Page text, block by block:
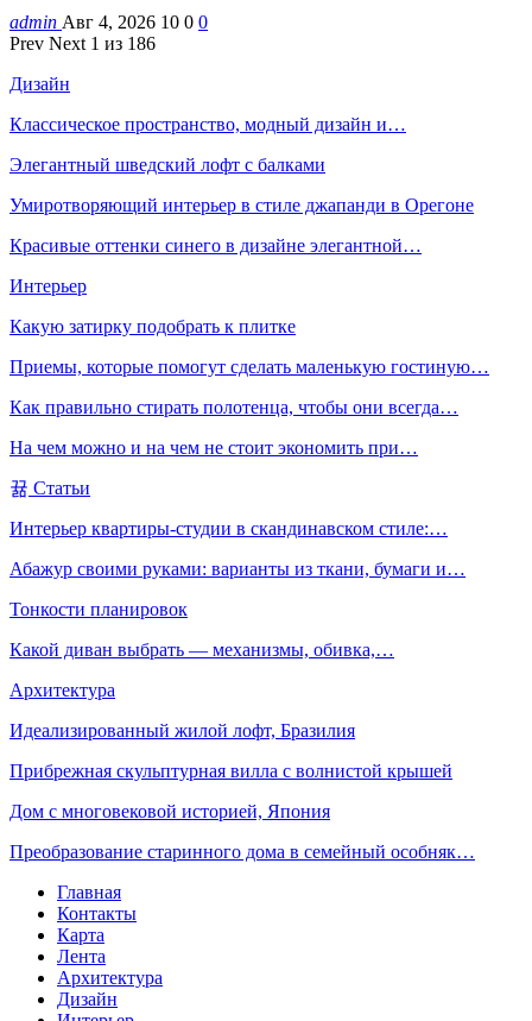
admin Авг 4, 2026 10 0 0
Prev Next 1 из 186
Дизайн
Классическое пространство, модный дизайн и…
Элегантный шведский лофт с балками
Умиротворяющий интерьер в стиле джапанди в Орегоне
Красивые оттенки синего в дизайне элегантной…
Интерьер
Какую затирку подобрать к плитке
Приемы, которые помогут сделать маленькую гостиную…
Как правильно стирать полотенца, чтобы они всегда…
На чем можно и на чем не стоит экономить при…
Статьи
Интерьер квартиры-студии в скандинавском стиле:…
Абажур своими руками: варианты из ткани, бумаги и…
Тонкости планировок
Какой диван выбрать — механизмы, обивка,…
Архитектура
Идеализированный жилой лофт, Бразилия
Прибрежная скульптурная вилла с волнистой крышей
Дом с многовековой историей, Япония
Преобразование старинного дома в семейный особняк…
Главная
Контакты
Карта
Лента
Архитектура
Дизайн